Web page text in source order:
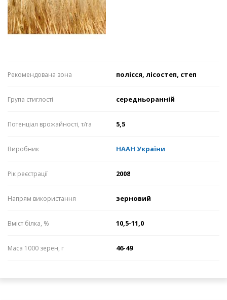
Рекомендована зона полісся, лісостеп, степ
Група стиглості середньоранній
Потенціал врожайності, т/га 5,5
Виробник НААН України
Рік реєстрації 2008
Напрям використання зерновий
Вміст білка, % 10,5-11,0
Маса 1000 зерен, г 46-49